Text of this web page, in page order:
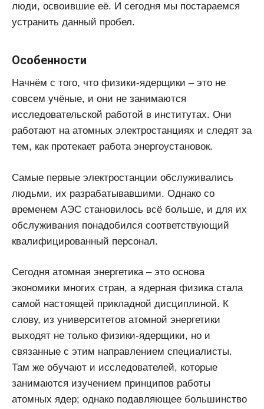
люди, освоившие её. И сегодня мы постараемся
устранить данный пробел.
Особенности
Начнём с того, что физики-ядерщики – это не
совсем учёные, и они не занимаются
исследовательской работой в институтах. Они
работают на атомных электростанциях и следят за
тем, как протекает работа энергоустановок.
Самые первые электростанции обслуживались
людьми, их разрабатывавшими. Однако со
временем АЭС становилось всё больше, и для их
обслуживания понадобился соответствующий
квалифицированный персонал.
Сегодня атомная энергетика – это основа
экономики многих стран, а ядерная физика стала
самой настоящей прикладной дисциплиной. К
слову, из университетов атомной энергетики
выходят не только физики-ядерщики, но и
связанные с этим направлением специалисты.
Там же обучают и исследователей, которые
занимаются изучением принципов работы
атомных ядер; однако подавляющее большинство